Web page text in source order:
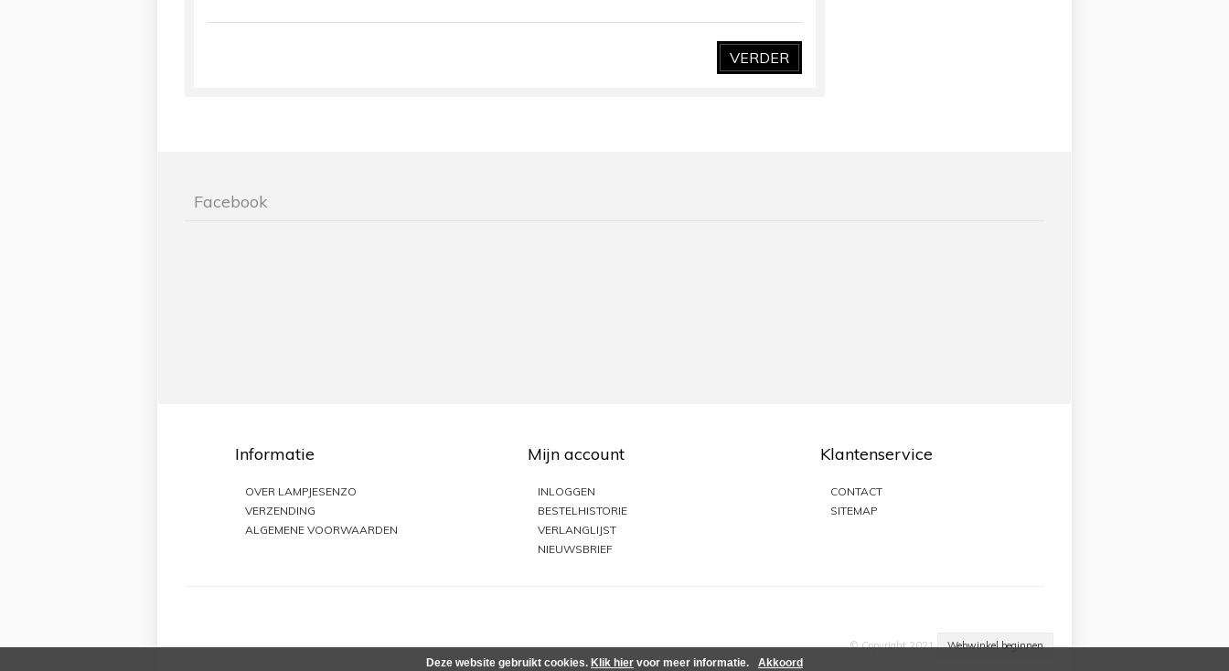
VERDER
Facebook
Informatie
OVER LAMPJESENZO
VERZENDING
ALGEMENE VOORWAARDEN
Mijn account
INLOGGEN
BESTELHISTORIE
VERLANGLIJST
NIEUWSBRIEF
Klantenservice
CONTACT
SITEMAP
© Copyright 2021
Webwinkel beginnen
Deze website gebruikt cookies. Klik hier voor meer informatie. Akkoord